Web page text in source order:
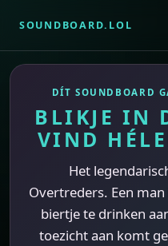
SOUNDBOARD.LOL
DÍT SOUNDBOARD
BLIKJE IN
VIND
Het
Overtreders. Een
biertje te drinken
toezicht aan komt